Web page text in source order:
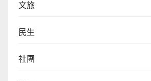
文旅
民生
社團